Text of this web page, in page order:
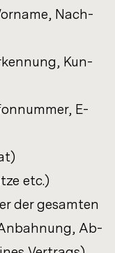
Nach­
Kun­
E-​
etc.)
der ge­sam­ten
Ab­